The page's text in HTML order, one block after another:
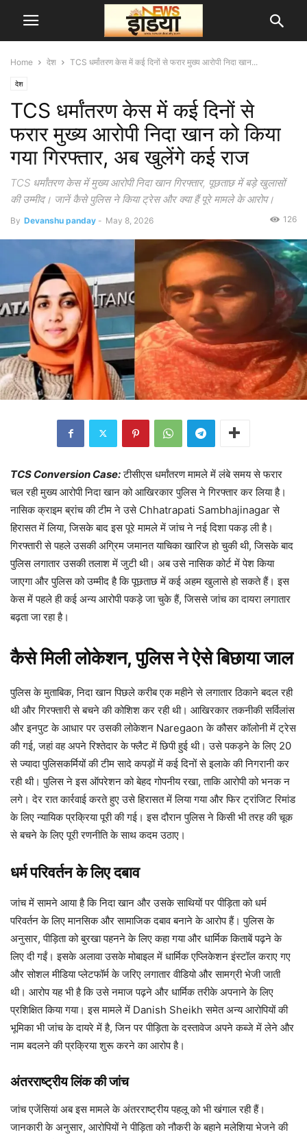
Home देश TCS धर्मांतरण केस में कई दिनों से फरार मुख्य आरोपी निदा खान...
देश
TCS धर्मांतरण केस में कई दिनों से
फरार मुख्य आरोपी निदा खान को किया
गया गिरफ्तार, अब खुलेंगे कई राज
TCS धर्मांतरण केस में मुख्य आरोपी निदा खान गिरफ्तार, पूछताछ में बड़े खुलासों
की उम्मीद। जानें कैसे पुलिस ने किया ट्रेस और क्या हैं पूरे मामले के आरोप।
By Devanshu panday - May 8, 2026 126
TCS Conversion Case: टीसीएस धर्मांतरण मामले में लंबे समय से फरार
चल रही मुख्य आरोपी निदा खान को आखिरकार पुलिस ने गिरफ्तार कर लिया है।
नासिक क्राइम ब्रांच की टीम ने उसे Chhatrapati Sambhajinagar से
हिरासत में लिया, जिसके बाद इस पूरे मामले में जांच ने नई दिशा पकड़ ली है।
गिरफ्तारी से पहले उसकी अग्रिम जमानत याचिका खारिज हो चुकी थी, जिसके बाद
पुलिस लगातार उसकी तलाश में जुटी थी। अब उसे नासिक कोर्ट में पेश किया
जाएगा और पुलिस को उम्मीद है कि पूछताछ में कई अहम खुलासे हो सकते हैं। इस
केस में पहले ही कई अन्य आरोपी पकड़े जा चुके हैं, जिससे जांच का दायरा लगातार
बढ़ता जा रहा है।
कैसे मिली लोकेशन, पुलिस ने ऐसे बिछाया जाल
पुलिस के मुताबिक, निदा खान पिछले करीब एक महीने से लगातार ठिकाने बदल रही
थी और गिरफ्तारी से बचने की कोशिश कर रही थी। आखिरकार तकनीकी सर्विलांस
और इनपुट के आधार पर उसकी लोकेशन Naregaon के कौसर कॉलोनी में ट्रेस
की गई, जहां वह अपने रिश्तेदार के फ्लैट में छिपी हुई थी। उसे पकड़ने के लिए 20
से ज्यादा पुलिसकर्मियों की टीम सादे कपड़ों में कई दिनों से इलाके की निगरानी कर
रही थी। पुलिस ने इस ऑपरेशन को बेहद गोपनीय रखा, ताकि आरोपी को भनक न
लगे। देर रात कार्रवाई करते हुए उसे हिरासत में लिया गया और फिर ट्रांजिट रिमांड
के लिए न्यायिक प्रक्रिया पूरी की गई। इस दौरान पुलिस ने किसी भी तरह की चूक
से बचने के लिए पूरी रणनीति के साथ कदम उठाए।
धर्म परिवर्तन के लिए दबाव
जांच में सामने आया है कि निदा खान और उसके साथियों पर पीड़िता को धर्म
परिवर्तन के लिए मानसिक और सामाजिक दबाव बनाने के आरोप हैं। पुलिस के
अनुसार, पीड़िता को बुरखा पहनने के लिए कहा गया और धार्मिक किताबें पढ़ने के
लिए दी गईं। इसके अलावा उसके मोबाइल में धार्मिक एप्लिकेशन इंस्टॉल कराए गए
और सोशल मीडिया प्लेटफॉर्म के जरिए लगातार वीडियो और सामग्री भेजी जाती
थी। आरोप यह भी है कि उसे नमाज पढ़ने और धार्मिक तरीके अपनाने के लिए
प्रशिक्षित किया गया। इस मामले में Danish Sheikh समेत अन्य आरोपियों की
भूमिका भी जांच के दायरे में है, जिन पर पीड़िता के दस्तावेज अपने कब्जे में लेने और
नाम बदलने की प्रक्रिया शुरू करने का आरोप है।
अंतरराष्ट्रीय लिंक की जांच
जांच एजेंसियां अब इस मामले के अंतरराष्ट्रीय पहलू को भी खंगाल रही हैं।
जानकारी के अनुसार, आरोपियों ने पीड़िता को नौकरी के बहाने मलेशिया भेजने की